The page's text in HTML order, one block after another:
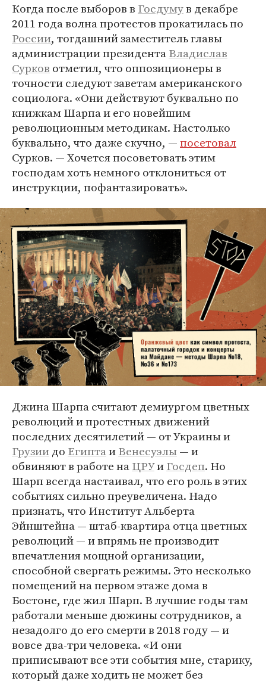
Когда после выборов в Госдумув декабре
2011 года волна протестов прокатилась по
России, тогдашний заместитель главы
администрации президентаВладислав
Сурков отметил, что оппозиционеры в
точности следуют заветам американского
социолога. «Они действуют буквально по
книжкам Шарпа и его новейшим
революционным методикам. Настолько
буквально, что даже скучно, —посетовал
Сурков. — Хочется посоветовать этим
господам хоть немного отклониться от
инструкции, пофантазировать».
Джина Шарпа считают демиургом цветных
революций и протестных движений
последних десятилетий — от Украины и
Грузиидо ЕгиптаиВенесуэлы— и
обвиняют в работе наЦРУиГосдеп. Но
Шарп всегда настаивал, что его роль в этих
событиях сильно преувеличена. Надо
признать, что Институт Альберта
Эйнштейна — штаб-квартира отца цветных
революций — и впрямь не производит
впечатления мощной организации,
способной свергать режимы. Это несколько
помещений на первом этаже дома в
Бостоне, где жил Шарп. В лучшие годы там
работали меньше дюжины сотрудников, а
незадолго до его смерти в 2018 году — и
вовсе два-три человека. «И они
приписывают все эти события мне, старику,
который даже ходить не может без